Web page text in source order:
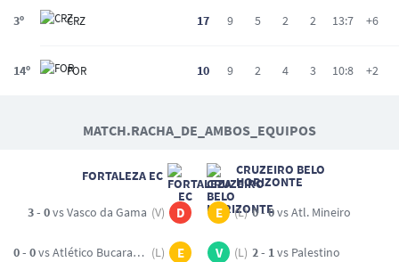
3º CRZ 17 9 5 2 2 13:7 +6
14º FOR 10 9 2 4 3 10:8 +2
MATCH.RACHA_DE_AMBOS_EQUIPOS
FORTALEZA EC CRUZEIRO BELO
HORIZONTE
3 - 0vs Vasco da Gama (V) D
0 - 0vs Atlético Bucaramanga (L) E
E (L) 0 - 0vs Atl. Mineiro
V (L) 2 - 1vs Palestino